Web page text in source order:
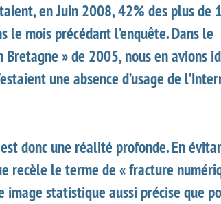
en Juin 2008, 42% des plus de
le mois précédant l’enquête. Dans le
Bretagne » de 2005, nous en avions
une absence d’usage de
donc une réalité profonde. En
recèle le terme de « fracture
image statistique aussi précise que